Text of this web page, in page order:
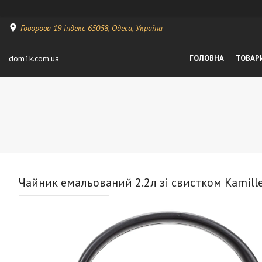
Говорова 19 індекс 65058, Одеса, Україна
dom1k.com.ua ГОЛОВНА
Чайник емальований 2.2л зі свистком